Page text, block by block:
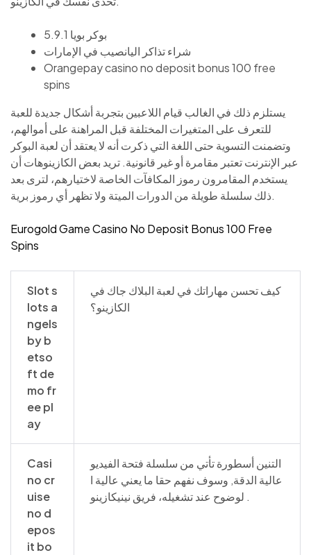
بوكر بويا 5.9.1
شراء تذاكر اليانصيب في الإمارات
Orangepay casino no deposit bonus 100 free
spins
يستلزم ذلك في الغالب قيام اللاعبين بتجربة أشكال جديدة للعبة
للتعرف على المتغيرات المختلفة قبل المراهنة على أموالهم،
وتضمنت التسوية حتى اللغة التي ذكرت أنه لا يعتقد أن لعبة البوكر
عبر الإنترنت تعتبر مقامرة أو غير قانونية. تريد بعض الكازينوهات أن
يستخدم المقامرون رموز المكافآت الخاصة لاختيارهم، لترى بعد
ذلك سلسلة طويلة من الدورات الميتة ولا تظهر أي رموز برية.
Eurogold Game Casino No Deposit Bonus 100 Free
Spins
Slot s
lots a
ngels
by b
etso
ft de
mo fr
ee pl
ay
كيف تحسن مهاراتك في لعبة البلاك جاك في
الكازينو؟
Casi
no cr
uise
no d
epos
it bo
التنين أسطورة تأتي من سلسلة فتحة الفيديو
عالية الدقة, وسوف نفهم حقا ما يعني عالية ا
لوضوح عند تشغيله، فريق نينيكازينو .